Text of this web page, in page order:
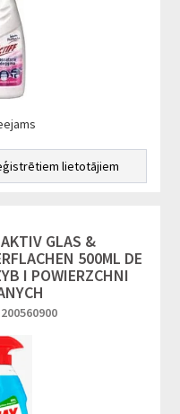
lietotājiem
GLAS &
500ML DE
I POWIERZCHNI